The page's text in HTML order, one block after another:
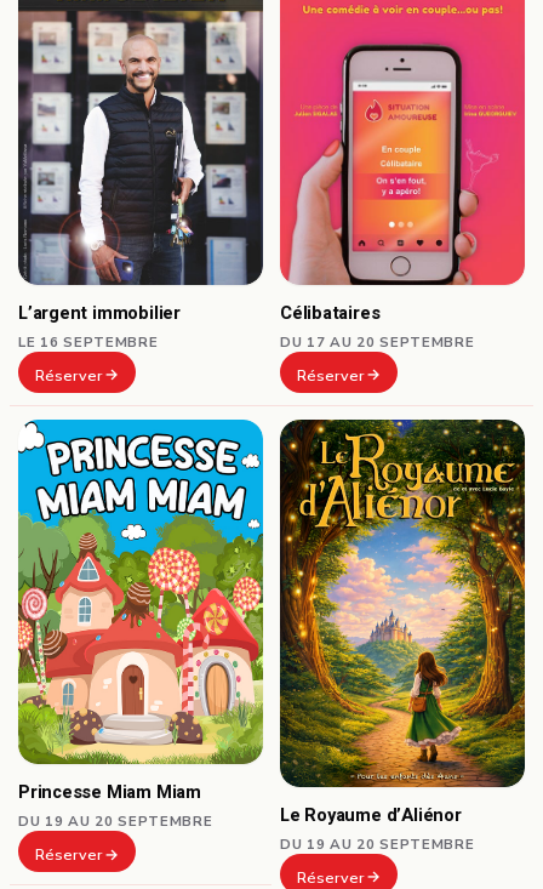
L’argent immobilier
LE 16 SEPTEMBRE
Réserver
Célibataires
DU 17 AU 20 SEPTEMBRE
Réserver
Princesse Miam Miam
DU 19 AU 20 SEPTEMBRE
Réserver
Le Royaume d’Aliénor
DU 19 AU 20 SEPTEMBRE
Réserver